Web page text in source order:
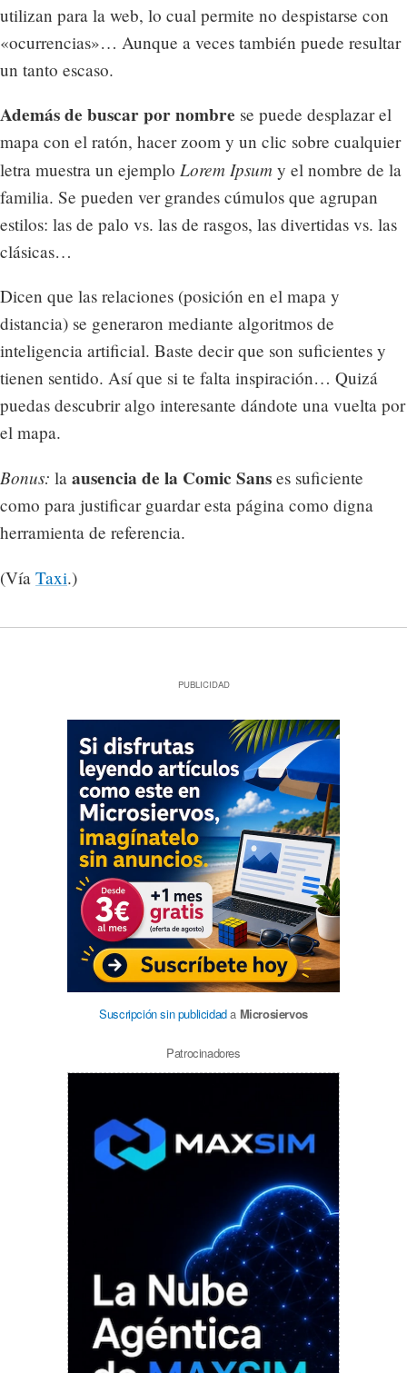
utilizan para la web, lo cual permite no despistarse con
«ocurrencias»… Aunque a veces también puede resultar
un tanto escaso.
Además de buscar por nombre se puede desplazar el
mapa con el ratón, hacer zoom y un clic sobre cualquier
letra muestra un ejemplo Lorem Ipsum y el nombre de la
familia. Se pueden ver grandes cúmulos que agrupan
estilos: las de palo vs. las de rasgos, las divertidas vs. las
clásicas…
Dicen que las relaciones (posición en el mapa y
distancia) se generaron mediante algoritmos de
inteligencia artificial. Baste decir que son suficientes y
tienen sentido. Así que si te falta inspiración… Quizá
puedas descubrir algo interesante dándote una vuelta por
el mapa.
Bonus: la ausencia de la Comic Sans es suficiente
como para justificar guardar esta página como digna
herramienta de referencia.
(Vía Taxi.)
PUBLICIDAD
Suscripción sin publicidada Microsiervos
Patrocinadores